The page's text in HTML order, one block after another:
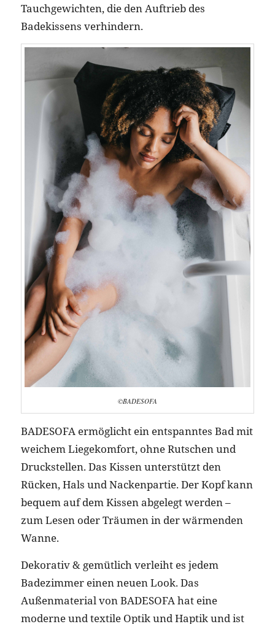
Tauchgewichten, die den Auftrieb des
Badekissens verhindern.
©BADESOFA
BADESOFA ermöglicht ein entspanntes Bad mit
weichem Liegekomfort, ohne Rutschen und
Druckstellen. Das Kissen unterstützt den
Rücken, Hals und Nackenpartie. Der Kopf kann
bequem auf dem Kissen abgelegt werden –
zum Lesen oder Träumen in der wärmenden
Wanne.
Dekorativ & gemütlich verleiht es jedem
Badezimmer einen neuen Look. Das
Außenmaterial von BADESOFA hat eine
moderne und textile Optik und Haptik und ist